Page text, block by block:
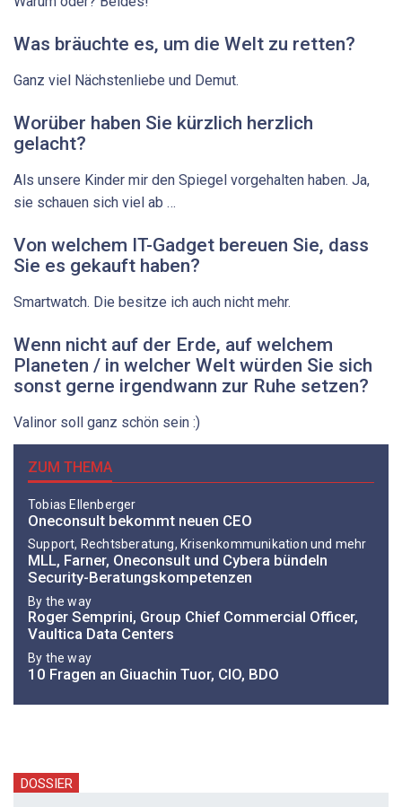
Was bräuchte es, um die Welt zu retten?
Ganz viel Nächstenliebe und ­Demut.
Worüber haben Sie kürzlich herzlich
gelacht?
Als unsere Kinder mir den Spiegel vorgehalten haben. Ja,
sie schauen sich viel ab …
Von welchem IT-Gadget ­bereuen Sie, dass
Sie es ­gekauft haben?
Smartwatch. Die besitze ich auch nicht mehr.
Wenn nicht auf der Erde, auf welchem
Planeten / in welcher Welt würden Sie sich
sonst gerne irgendwann zur Ruhe setzen?
Valinor soll ganz schön sein :)
ZUM THEMA
Tobias Ellenberger
Oneconsult bekommt neuen CEO
Support, Rechtsberatung, Krisenkommunikation und mehr
MLL, Farner, Oneconsult und Cybera bündeln
Security-Beratungskompetenzen
By the way
Roger Semprini, Group Chief Commercial Officer,
Vaultica Data Centers
By the way
10 Fragen an Giuachin Tuor, CIO, BDO
DOSSIER